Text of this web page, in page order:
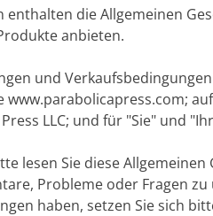
die Allgemeinen
anbieten.
und
www.parabolicapress.com;
LLC; und für "Sie" und
lesen Sie diese
Probleme oder Fragen
haben, setzen Sie sich